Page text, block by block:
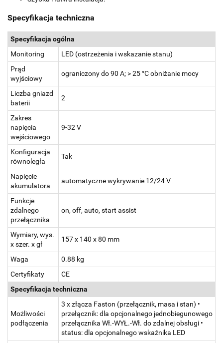
Specyfikacja techniczna
Specyfikacja ogólna
Monitoring
LED (ostrzeżenia i wskazanie stanu)
Prąd
wyjściowy
ograniczony do 90 A; > 25 °C obniżanie mocy
Liczba gniazd
baterii
2
Zakres
napięcia
wejściowego
9-32 V
Konfiguracja
równoległa
Tak
Napięcie
akumulatora
automatyczne wykrywanie 12/24 V
Funkcje
zdalnego
przełącznika
on, off, auto, start assist
Wymiary, wys.
x szer. x gł
157 x 140 x 80 mm
Waga
0.88 kg
Certyfikaty
CE
Specyfikacja techniczna
Możliwości
podłączenia
3 x złącza Faston (przełącznik, masa i stan) •
przełącznik: dla opcjonalnego jednobiegunowego
przełącznika Wł.-WYŁ.-Wł. do zdalnej obsługi •
status: dla opcjonalnego wskaźnika LED